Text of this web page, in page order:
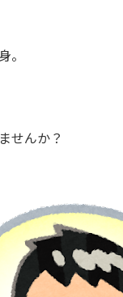
。
せんか？